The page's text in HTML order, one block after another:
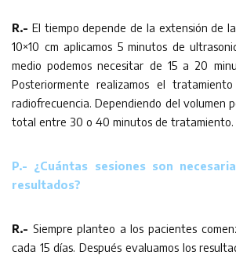
R.- El tiempo depende de la extensión de
10×10 cm aplicamos 5 minutos de
medio podemos necesitar de 15 a 20
Posteriormente realizamos el
radiofrecuencia. Dependiendo del volumen
total entre 30 o 40 minutos de tratamiento.
P.- ¿Cuántas sesiones son
resultados?
R.- Siempre planteo a los pacientes
cada 15 días. Después evaluamos los